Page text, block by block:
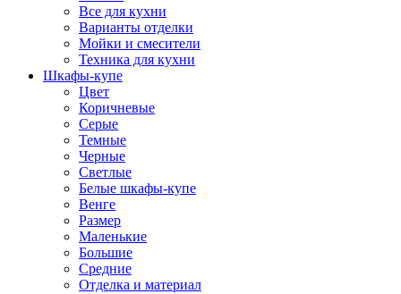
Все для кухни
Варианты отделки
Мойки и смесители
Техника для кухни
Шкафы-купе
Цвет
Коричневые
Серые
Темные
Черные
Светлые
Белые шкафы-купе
Венге
Размер
Маленькие
Большие
Средние
Отделка и материал